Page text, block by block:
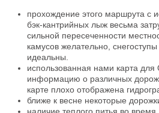
прохождение этого маршрута с
бэк-кантрийных лыж весьма
сильной пересеченности
камусов желательно,
идеальны.
использованная нами карта
информацию о различных
карте плохо отображена
ближе к весне некоторые